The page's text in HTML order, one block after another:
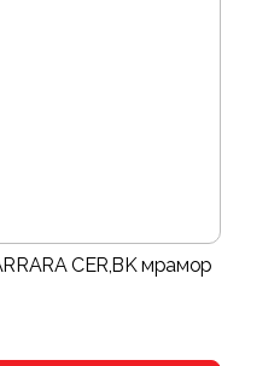
CER,BK мрамор